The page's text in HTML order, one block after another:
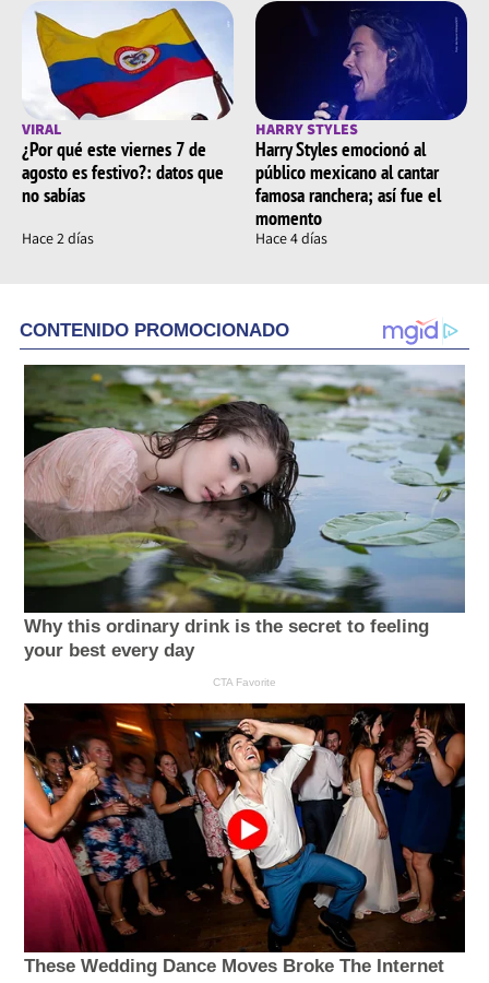
VIRAL
¿Por qué este viernes 7 de
agosto es festivo?: datos que
no sabías
Hace 2 días
HARRY STYLES
Harry Styles emocionó al
público mexicano al cantar
famosa ranchera; así fue el
momento
Hace 4 días